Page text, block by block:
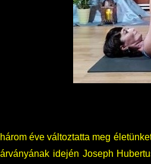
három éve változtatta meg
idején Joseph